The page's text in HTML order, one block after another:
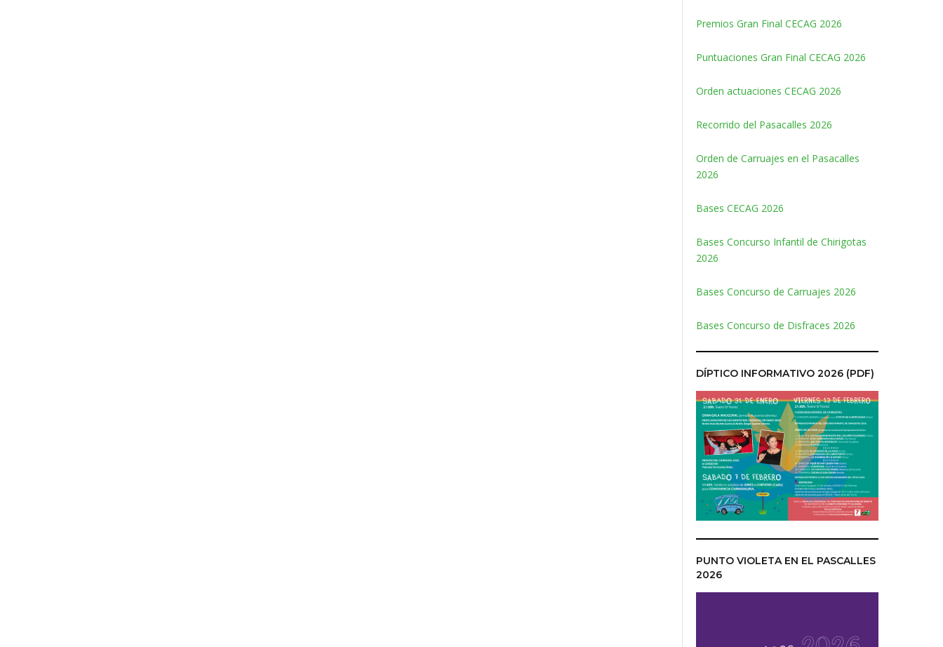
Premios Gran Final CECAG 2026
Puntuaciones Gran Final CECAG 2026
Orden actuaciones CECAG 2026
Recorrido del Pasacalles 2026
Orden de Carruajes en el Pasacalles
2026
Bases CECAG 2026
Bases Concurso Infantil de Chirigotas
2026
Bases Concurso de Carruajes 2026
Bases Concurso de Disfraces 2026
DÍPTICO INFORMATIVO 2026 (PDF)
PUNTO VIOLETA EN EL PASCALLES
2026